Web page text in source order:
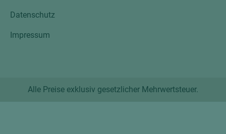
Datenschutz
Impressum
Alle Preise exklusiv gesetzlicher Mehrwertsteuer.